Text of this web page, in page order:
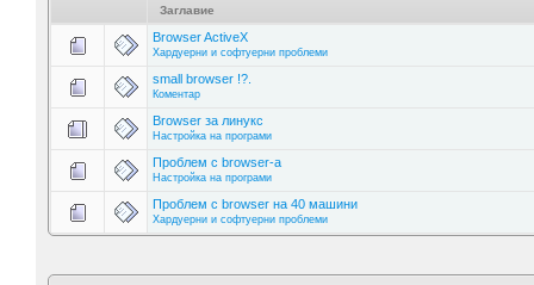
Заглавие
Browser ActiveX
Хардуерни и софтуерни проблеми
small browser !?.
Коментар
Browser за линукс
Настройка на програми
Проблем с browser-а
Настройка на програми
Проблем с browser на 40 машини
Хардуерни и софтуерни проблеми